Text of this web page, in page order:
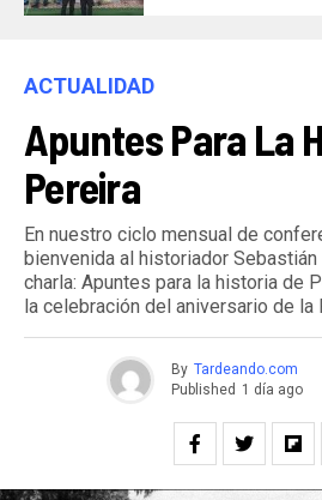
ACTUALIDAD
Apuntes Para La
Pereira
En nuestro ciclo mensual de
bienvenida al historiador
charla: Apuntes para la historia de
la celebración del aniversario de la
By Tardeando.com
Published 1 día ago